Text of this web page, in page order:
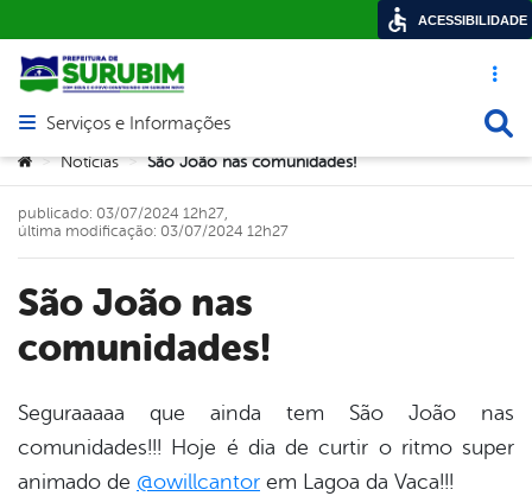
Acesso
Abrir menu principal de navegação
Serviços e Informações
Você está aqui:
> Notícias > São João nas comunidades!
São João nas
comunidades!
publicado: 03/07/2024 12h27,
última modificação: 03/07/2024 12h27
Seguraaaaa que ainda tem São João nas
comunidades!!! Hoje é dia de curtir o ritmo super
animado de @owillcantor em Lagoa da Vaca!!!
ACESSIBILIDADE